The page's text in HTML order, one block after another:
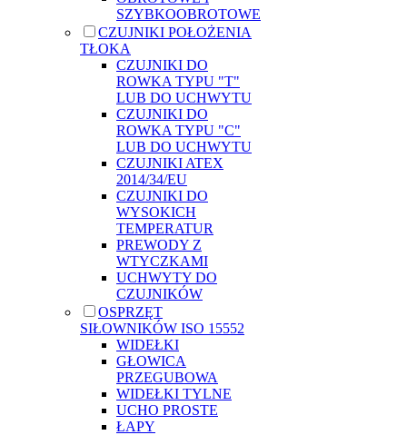
SZYBKOOBROTOWE
CZUJNIKI POŁOŻENIA
TŁOKA
CZUJNIKI DO
ROWKA TYPU "T"
LUB DO UCHWYTU
CZUJNIKI DO
ROWKA TYPU "C"
LUB DO UCHWYTU
CZUJNIKI ATEX
2014/34/EU
CZUJNIKI DO
WYSOKICH
TEMPERATUR
PREWODY Z
WTYCZKAMI
UCHWYTY DO
CZUJNIKÓW
OSPRZĘT
SIŁOWNIKÓW ISO 15552
WIDEŁKI
GŁOWICA
PRZEGUBOWA
WIDEŁKI TYLNE
UCHO PROSTE
ŁAPY